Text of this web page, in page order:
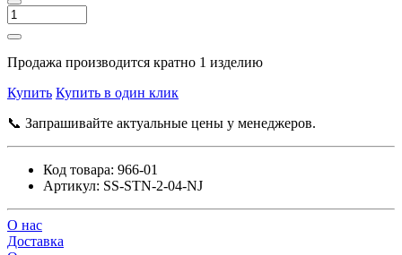
Продажа производится кратно 1 изделию
Купить Купить в один клик
📞 Запрашивайте актуальные цены у менеджеров.
Код товара: 966-01
Артикул: SS-STN-2-04-NJ
О нас
Доставка